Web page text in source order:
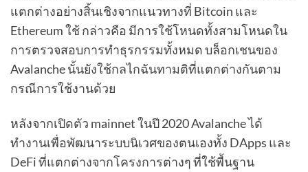
แตกต่างอย่างสิ้นเชิงจากแนวทางที่ Bitcoin และ
Ethereum ใช้ กล่าวคือ มีการใช้โหนดทั้งสามโหนดใน
การตรวจสอบการทำธุรกรรมทั้งหมด บล็อกเชนของ
Avalanche นั้นยังใช้กลไกฉันทามติที่แตกต่างกันตาม
กรณีการใช้งานด้วย
หลังจากเปิดตัว mainnet ในปี 2020 Avalanche ได้
ทำงานเพื่อพัฒนาระบบนิเวศของตนเองทั้ง DApps และ
DeFi ที่แตกต่างจากโครงการต่างๆ ที่ใช้พื้นฐาน